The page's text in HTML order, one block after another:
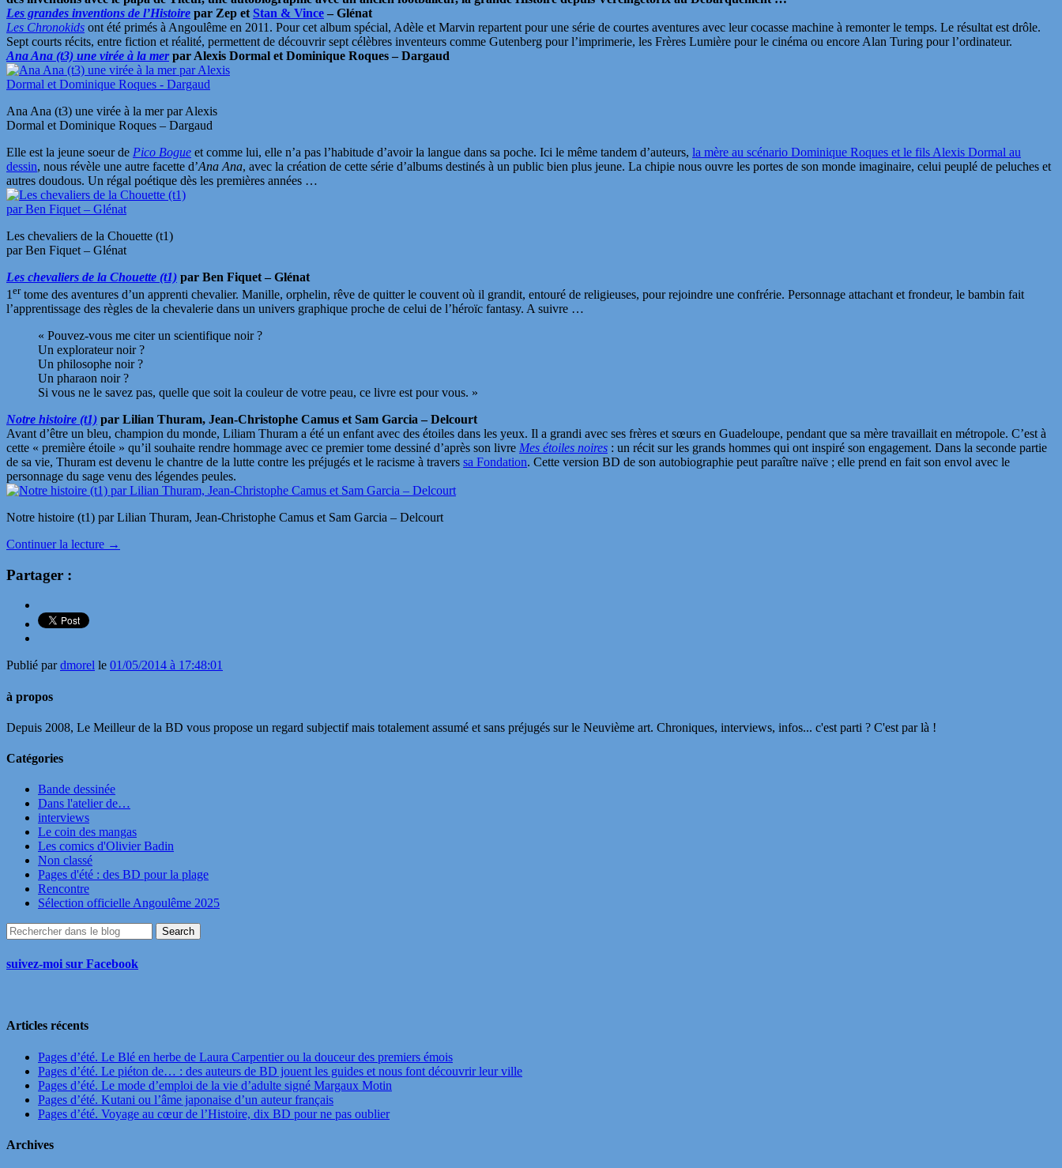
Les grandes inventions de l’Histoire par Zep et Stan & Vince– Glénat
Les Chronokids ont été primés à Angoulême en 2011. Pour cet album spécial, Adèle et Marvin repartent pour une série de courtes aventures avec leur cocasse machine à remonter le temps. Le résultat est drôle.
Sept courts récits, entre fiction et réalité, permettent de découvrir sept célèbres inventeurs comme Gutenberg pour l’imprimerie, les Frères Lumière pour le cinéma ou encore Alan Turing pour l’ordinateur.
Ana Ana (t3) une virée à la merpar Alexis Dormal et Dominique Roques – Dargaud
Ana Ana (t3) une virée à la mer par Alexis
Dormal et Dominique Roques – Dargaud
Elle est la jeune soeur de Pico Bogue et comme lui, elle n’a pas l’habitude d’avoir la langue dans sa poche. Ici le même tandem d’auteurs, la mère au scénario Dominique Roques et le fils Alexis Dormal au
dessin, nous révèle une autre facette d’Ana Ana, avec la création de cette série d’albums destinés à un public bien plus jeune. La chipie nous ouvre les portes de son monde imaginaire, celui peuplé de peluches et
autres doudous. Un régal poétique dès les premières années …
Les chevaliers de la Chouette (t1)
par Ben Fiquet – Glénat
Les chevaliers de la Chouette (t1) par Ben Fiquet – Glénat
1 ertome des aventures d’un apprenti chevalier. Manille, orphelin, rêve de quitter le couvent où il grandit, entouré de religieuses, pour rejoindre une confrérie. Personnage attachant et frondeur, le bambin fait
l’apprentissage des règles de la chevalerie dans un univers graphique proche de celui de l’héroïc fantasy. A suivre …
« Pouvez-vous me citer un scientifique noir ?
Un explorateur noir ?
Un philosophe noir ?
Un pharaon noir ?
Si vous ne le savez pas, quelle que soit la couleur de votre peau, ce livre est pour vous. »
Notre histoire (t1) par Lilian Thuram, Jean-Christophe Camus et Sam Garcia – Delcourt
Avant d’être un bleu, champion du monde, Liliam Thuram a été un enfant avec des étoiles dans les yeux. Il a grandi avec ses frères et sœurs en Guadeloupe, pendant que sa mère travaillait en métropole. C’est à
cette « première étoile » qu’il souhaite rendre hommage avec ce premier tome dessiné d’après son livre Mes étoiles noires : un récit sur les grands hommes qui ont inspiré son engagement. Dans la seconde partie
de sa vie, Thuram est devenu le chantre de la lutte contre les préjugés et le racisme à travers sa Fondation. Cette version BD de son autobiographie peut paraître naïve ; elle prend en fait son envol avec le
personnage du sage venu des légendes peules.
Notre histoire (t1) par Lilian Thuram, Jean-Christophe Camus et Sam Garcia – Delcourt
Continuer la lecture →
Partager :
Publié pardmorel le 01/05/2014 à 17:48:01
à propos
Depuis 2008, Le Meilleur de la BD vous propose un regard subjectif mais totalement assumé et sans préjugés sur le Neuvième art. Chroniques, interviews, infos... c'est parti ? C'est par là !
Catégories
Bande dessinée
Dans l'atelier de…
interviews
Le coin des mangas
Les comics d'Olivier Badin
Non classé
Pages d'été : des BD pour la plage
Rencontre
Sélection officielle Angoulême 2025
suivez-moi sur Facebook
Articles récents
Pages d’été. Le Blé en herbe de Laura Carpentier ou la douceur des premiers émois
Pages d’été. Le piéton de… : des auteurs de BD jouent les guides et nous font découvrir leur ville
Pages d’été. Le mode d’emploi de la vie d’adulte signé Margaux Motin
Pages d’été. Kutani ou l’âme japonaise d’un auteur français
Pages d’été. Voyage au cœur de l’Histoire, dix BD pour ne pas oublier
Archives